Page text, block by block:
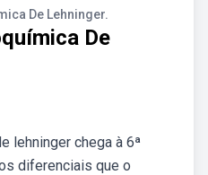
De Lehninger.
De
lehninger chega à 6ª
diferenciais que o